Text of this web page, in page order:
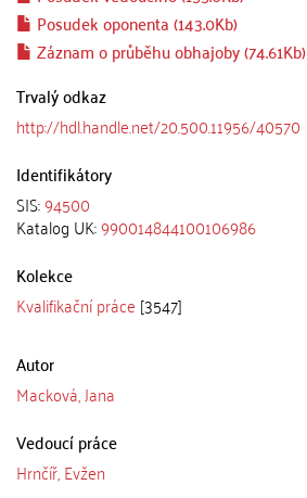
Posudek oponenta (143.0Kb)
Záznam o průběhu obhajoby (74.61Kb)
Trvalý odkaz
http://hdl.handle.net/20.500.11956/40570
Identifikátory
SIS:94500
Katalog UK:990014844100106986
Kolekce
Kvalifikační práce [3547]
Autor
Macková, Jana
Vedoucí práce
Hrnčíř, Evžen